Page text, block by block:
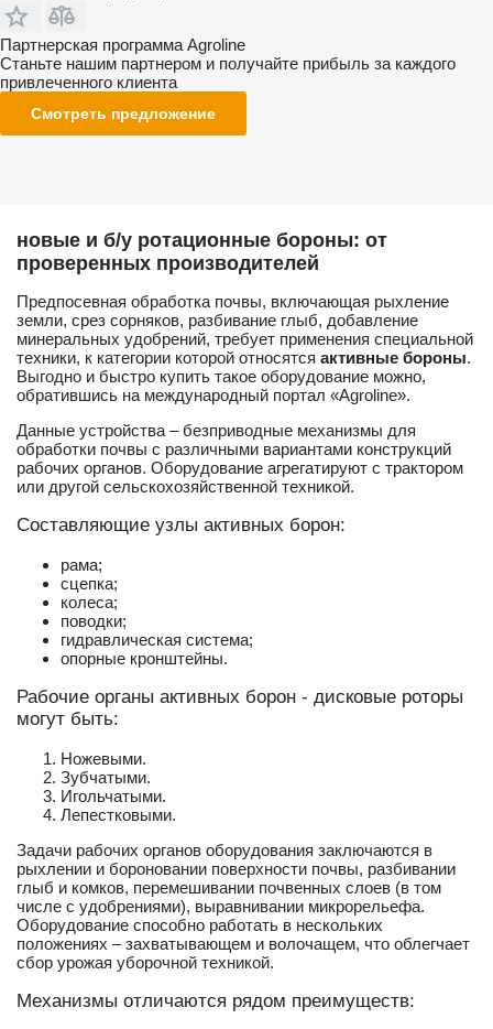
Партнерская программа Agroline
Станьте нашим партнером и получайте прибыль за каждого
привлеченного клиента
Смотреть предложение
новые и б/у ротационные бороны: от
проверенных производителей
Предпосевная обработка почвы, включающая рыхление
земли, срез сорняков, разбивание глыб, добавление
минеральных удобрений, требует применения специальной
техники, к категории которой относятся активные бороны.
Выгодно и быстро купить такое оборудование можно,
обратившись на международный портал «Agroline».
Данные устройства – безприводные механизмы для
обработки почвы с различными вариантами конструкций
рабочих органов. Оборудование агрегатируют с трактором
или другой сельскохозяйственной техникой.
Составляющие узлы активных борон:
рама;
сцепка;
колеса;
поводки;
гидравлическая система;
опорные кронштейны.
Рабочие органы активных борон - дисковые роторы
могут быть:
Ножевыми.
Зубчатыми.
Игольчатыми.
Лепестковыми.
Задачи рабочих органов оборудования заключаются в
рыхлении и бороновании поверхности почвы, разбивании
глыб и комков, перемешивании почвенных слоев (в том
числе с удобрениями), выравнивании микрорельефа.
Оборудование способно работать в нескольких
положениях – захватывающем и волочащем, что облегчает
сбор урожая уборочной техникой.
Механизмы отличаются рядом преимуществ: